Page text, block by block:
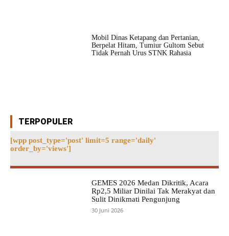
Mobil Dinas Ketapang dan Pertanian,
Berpelat Hitam, Tumiur Gultom Sebut
Tidak Pernah Urus STNK Rahasia
TERPOPULER
[wpp post_type='post' limit=5 range='daily'
order_by='views']
GEMES 2026 Medan Dikritik, Acara
Rp2,5 Miliar Dinilai Tak Merakyat dan
Sulit Dinikmati Pengunjung
30 Juni 2026